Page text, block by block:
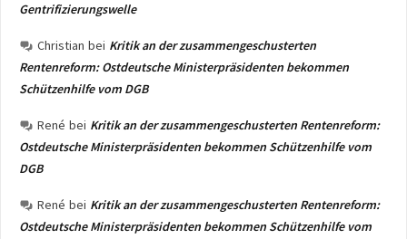
Gentrifizierungswelle
Christian bei Kritik an der zusammengeschusterten
Rentenreform: Ostdeutsche Ministerpräsidenten bekommen
Schützenhilfe vom DGB
René bei Kritik an der zusammengeschusterten Rentenreform:
Ostdeutsche Ministerpräsidenten bekommen Schützenhilfe vom
DGB
René bei Kritik an der zusammengeschusterten Rentenreform:
Ostdeutsche Ministerpräsidenten bekommen Schützenhilfe vom